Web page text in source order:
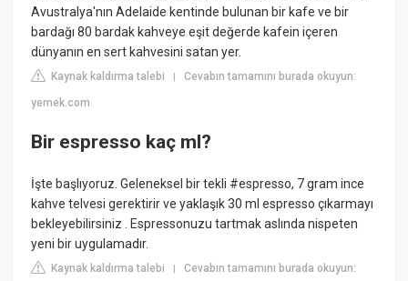
Avustralya'nın Adelaide kentinde bulunan bir kafe ve bir
bardağı 80 bardak kahveye eşit değerde kafein içeren
dünyanın en sert kahvesini satan yer.
Kaynak kaldırma talebi |Cevabın tamamını burada okuyun:
yemek.com
Bir espresso kaç ml?
İşte başlıyoruz. Geleneksel bir tekli #espresso, 7 gram ince
kahve telvesi gerektirir ve yaklaşık 30 ml espresso çıkarmayı
bekleyebilirsiniz . Espressonuzu tartmak aslında nispeten
yeni bir uygulamadır.
Kaynak kaldırma talebi |Cevabın tamamını burada okuyun: